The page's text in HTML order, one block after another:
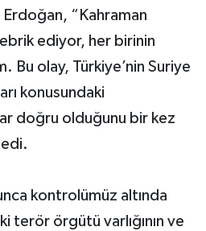
Erdoğan, “Kahraman
ediyor, her birinin
Bu olay, Türkiye’nin Suriye
konusundaki
doğru olduğunu bir kez
kontrolümüz altında
terör örgütü varlığının ve